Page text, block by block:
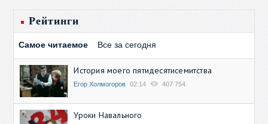
Рейтинги
Самое читаемое Все за сегодня
История моего пятидесятисемитства
Егор Холмогоров 02:14 407 754
Уроки Навального